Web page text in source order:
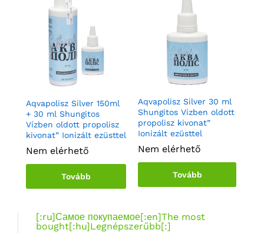
Aqvapolisz Silver 150ml
+ 30 ml Shungitos
Vízben oldott propolisz
kivonat” Ionizált ezüsttel
Nem elérhető
Tovább
Aqvapolisz Silver 30 ml
Shungitos Vízben oldott
propolisz kivonat”
Ionizált ezüsttel
Nem elérhető
Tovább
propoliszcsepp 250 ml
Nem elérhető
propoliszcsepp 150 ml
Nem elérhető
[:ru]Самое покупаемое[:en]The most
bought[:hu]Legnépszerűbb[:]